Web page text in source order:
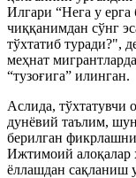
Илгари “Нега у
чиққанимдан сўнг
тўхтатиб туради?",
меҳнат
“тузоғига” илинган.
Аслида, тўхтатувчи
дунёвий таълим,
берилган
Ижтимоий алоқалар
ёллашдан сақланиш